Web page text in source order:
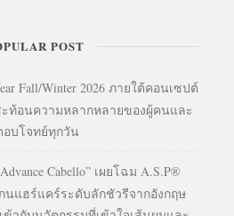
POST
Fall/Winter 2026 ภายใต้คอนเซปต์
สะท้อนความหลากหลายของผู้คนและ
บโจทย์ทุกวัน
Cabello” เผยโฉม A.S.P®
นแฮร์แคร์ระดับลักชัวรีจากอังกฤษ